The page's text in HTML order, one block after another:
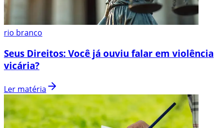
rio branco
Seus Direitos: Você já ouviu falar em violência
vicária?
Ler matéria